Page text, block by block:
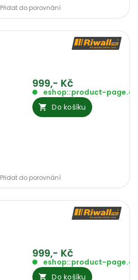
Přidat do porovnání
999,- Kč
eshop::product-
Do košíku
Přidat do porovnání
999,- Kč
eshop::product-
Do košíku